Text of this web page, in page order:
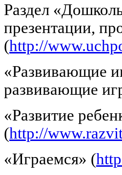
Раздел
презентации,
(http://
«Развивающие
развивающие
«Развитие
(http://
«Играемся» (